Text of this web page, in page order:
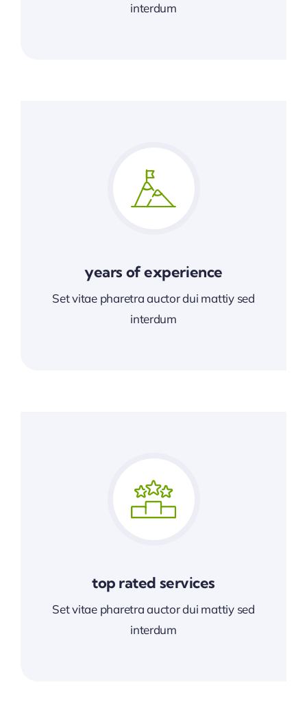
interdum
years of experience
Set vitae pharetra auctor dui mattiy sed
interdum
top rated services
Set vitae pharetra auctor dui mattiy sed
interdum